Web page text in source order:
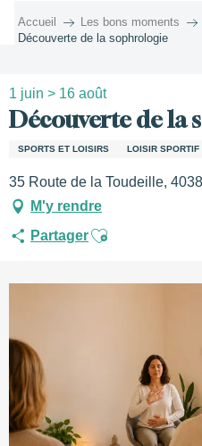
Accueil Les bons moments
Découverte de la sophrologie
1 juin > 16 août
Découverte de la
SPORTS ET LOISIRS LOISIR SPORTIF
35 Route de la Toudeille,
M'y rendre
PartagerAjouter aux favoris